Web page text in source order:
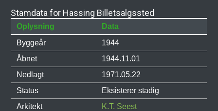
Stamdata for Hassing Billetsalgssted
Oplysning
Data
Byggeår
1944
Åbnet
1944.11.01
Nedlagt
1971.05.22
Status
Eksisterer stadig
Arkitekt
K.T. Seest